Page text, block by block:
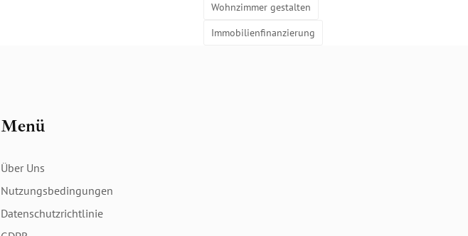
Wohnzimmer gestalten
Immobilienfinanzierung
Menü
Über Uns
Nutzungsbedingungen
Datenschutzrichtlinie